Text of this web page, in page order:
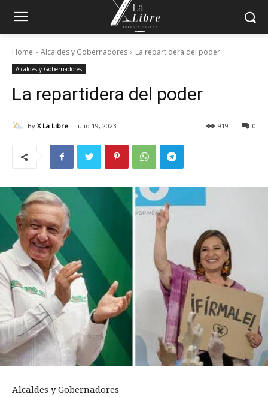
Home Alcaldes y Gobernadores La repartidera del poder
Alcaldes y Gobernadores
La repartidera del poder
By X La Libre julio 19, 2023 0
919
Alcaldes y Gobernadores